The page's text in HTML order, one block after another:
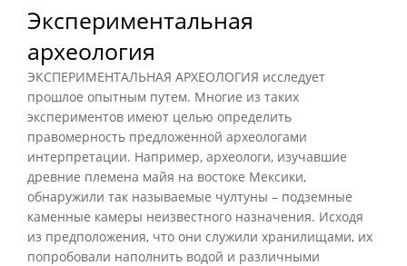
Экспериментальная
археология
ЭКСПЕРИМЕНТАЛЬНАЯ АРХЕОЛОГИЯ исследует
прошлое опытным путем. Многие из таких
экспериментов имеют целью определить
правомерность предложенной археологами
интерпретации. Например, археологи, изучавшие
древние племена майя на востоке Мексики,
обнаружили так называемые чултуны – подземные
каменные камеры неизвестного назначения. Исходя
из предположения, что они служили хранилищами, их
попробовали наполнить водой и различными